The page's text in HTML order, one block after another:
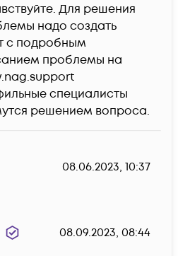
Для решения
надо создать
с подробным
проблемы на
специалисты
решением вопроса.
08.06.2023, 10:37
08.09.2023, 08:44